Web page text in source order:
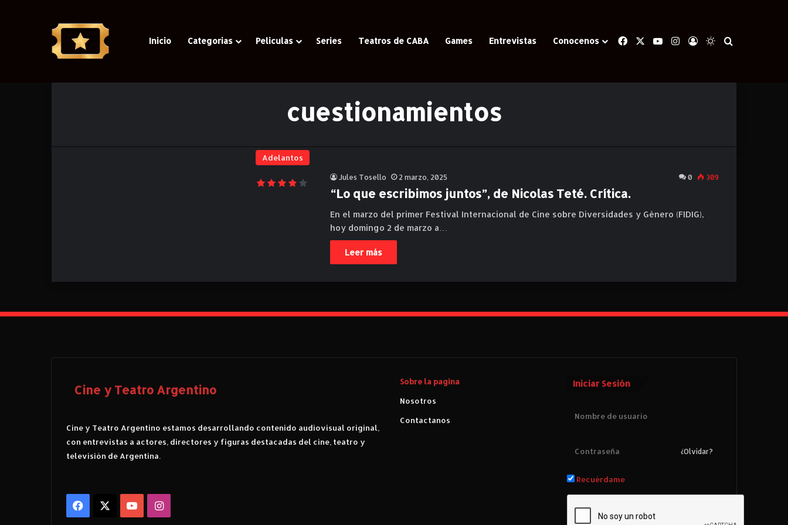
Inicio Categorias Peliculas Series Teatros de CABA Games Entrevistas Conocenos FacebookYouTubeInstagram
Iniciar Sesión
Switch skin
cuestionamientos
Adelantos
Jules Tosello 2 marzo, 2025 0 309
“Lo que escribimos juntos”, de Nicolas Teté. Crítica.
En el marzo del primer Festival Internacional de Cine sobre Diversidades y Género (FIDIG),
hoy domingo 2 de marzo a…
Leer más
Cine y Teatro Argentino
Cine y Teatro Argentino estamos desarrollando contenido audiovisual original,
con entrevistas a actores, directores y figuras destacadas del cine, teatro y
televisión de Argentina.
Facebook YouTubeInstagram
Sobre la pagina
Nosotros
Contactanos
Iniciar Sesión
¿Olvidar?
Recuérdame